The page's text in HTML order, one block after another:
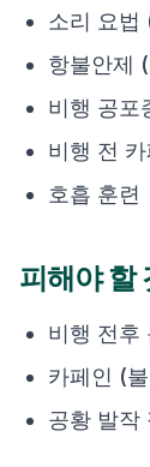
소리 요법
항불안제
비행 공포
비행 전
호흡 훈련
피해야 할
비행 전후
카페인 (
공황 발작